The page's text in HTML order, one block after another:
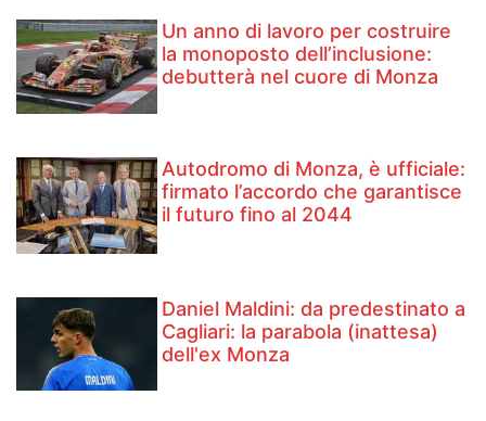
Un anno di lavoro per costruire
la monoposto dell’inclusione:
debutterà nel cuore di Monza
Autodromo di Monza, è ufficiale:
firmato l’accordo che garantisce
il futuro fino al 2044
Daniel Maldini: ​da predestinato a
Cagliari: la parabola (inattesa)
dell'ex Monza